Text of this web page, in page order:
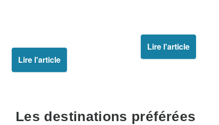
Lire l'article
Lire l'article
Les destinations préférées